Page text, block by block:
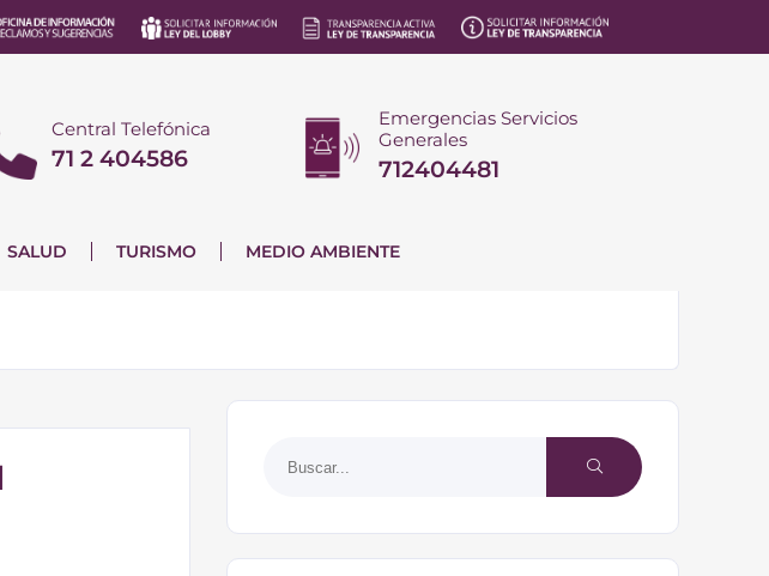
Central Telefónica
71 2 404586
Emergencias Servicios
Generales
712404481
SALUD TURISMO MEDIO AMBIENTE